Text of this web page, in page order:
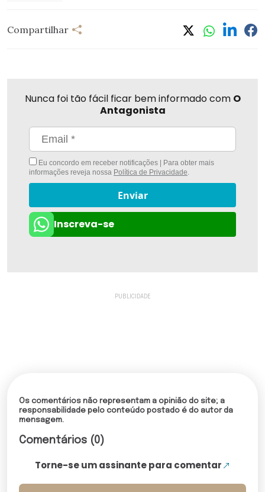
Compartilhar
Nunca foi tão fácil ficar bem informado com O
Antagonista
Eu concordo em receber notificações | Para obter mais
informações reveja nossa Política de Privacidade.
Enviar
Inscreva-se
Os comentários não representam a opinião do site; a
responsabilidade pelo conteúdo postado é do autor da
mensagem.
Comentários (0)
Torne-se um assinante para comentar